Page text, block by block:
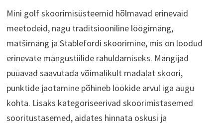
Mini golf skoorimisüsteemid hõlmavad erinevaid
meetodeid, nagu traditsiooniline löögimäng,
matšimäng ja Stablefordi skoorimine, mis on loodud
erinevate mängustiilide rahuldamiseks. Mängijad
püüavad saavutada võimalikult madalat skoori,
punktide jaotamine põhineb löökide arvul iga augu
kohta. Lisaks kategoriseerivad skoorimistasemed
sooritustasemed, aidates hinnata oskusi ja